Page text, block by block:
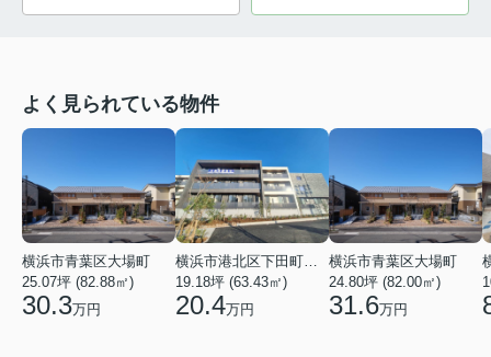
よく見られている物件
横浜市青葉区大場町
25.07坪 (82.88㎡)
30.3万円
19.18坪 (63.43㎡)
20.4万円
横浜市青葉区大場町
24.80坪 (82.00㎡)
31.6万円